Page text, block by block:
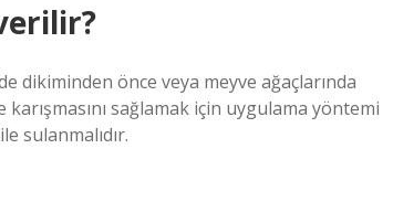
dikiminden önce veya meyve ağaçlarında
sağlamak için uygulama yöntemi
sulanmalıdır.